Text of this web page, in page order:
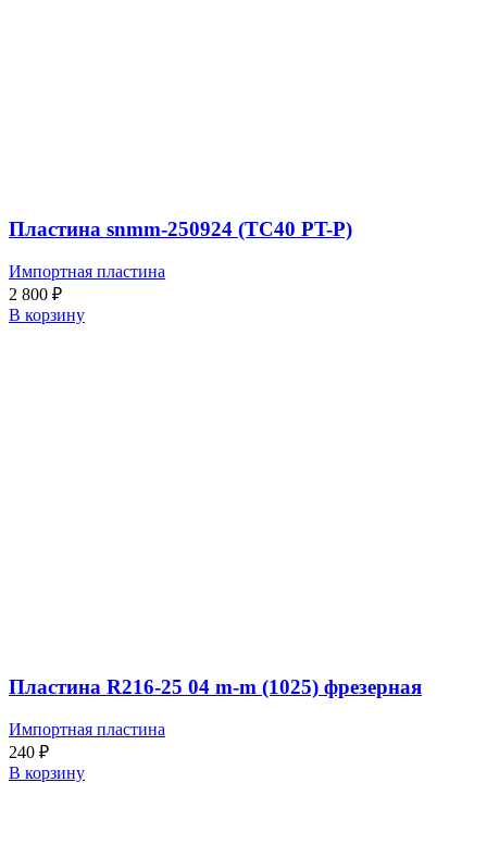
Пластина snmm-250924 (TC40 PT-P)
Импортная пластина
2 800 ₽
В корзину
Пластина R216-25 04 m-m (1025) фрезерная
Импортная пластина
240 ₽
В корзину